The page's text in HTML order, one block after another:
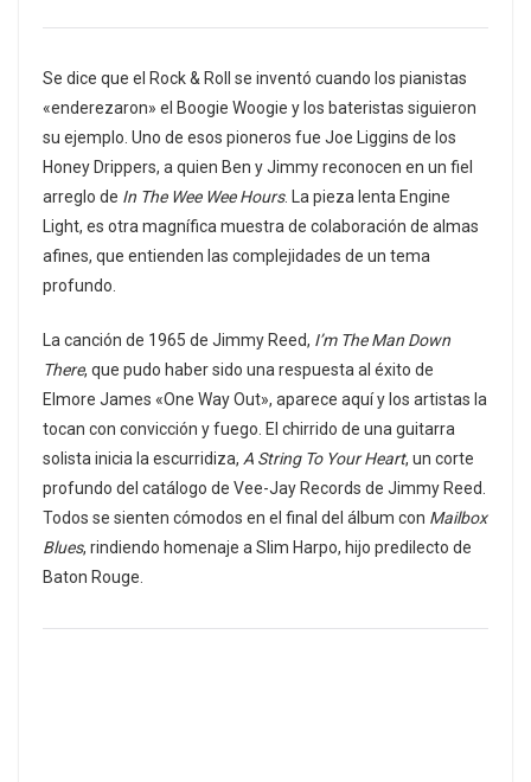
Se dice que el Rock & Roll se inventó cuando los pianistas
«enderezaron» el Boogie Woogie y los bateristas siguieron
su ejemplo. Uno de esos pioneros fue Joe Liggins de los
Honey Drippers, a quien Ben y Jimmy reconocen en un fiel
arreglo de In The Wee Wee Hours. La pieza lenta Engine
Light, es otra magnífica muestra de colaboración de almas
afines, que entienden las complejidades de un tema
profundo.
La canción de 1965 de Jimmy Reed, I’m The Man Down
There, que pudo haber sido una respuesta al éxito de
Elmore James «One Way Out», aparece aquí y los artistas la
tocan con convicción y fuego. El chirrido de una guitarra
solista inicia la escurridiza, A String To Your Heart, un corte
profundo del catálogo de Vee-Jay Records de Jimmy Reed.
Todos se sienten cómodos en el final del álbum con Mailbox
Blues, rindiendo homenaje a Slim Harpo, hijo predilecto de
Baton Rouge.